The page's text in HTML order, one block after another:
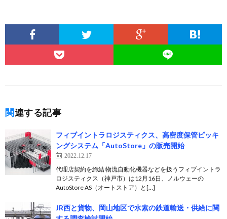
関連する記事
フィブイントラロジスティクス、高密度保管ピッキ
ングシステム「AutoStore」の販売開始
2022.12.17
代理店契約を締結 物流自動化機器などを扱うフィブイントラ
ロジスティクス（神戸市）は12月16日、ノルウェーの
AutoStore AS（オートストア）と[…]
JR西と貨物、岡山地区で水素の鉄道輸送・供給に関